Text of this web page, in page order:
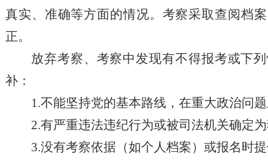
真实、准确等方面的情况。考察采取查阅档
正。
放弃考察、考察中发现有不得报考或下
补：
1.不能坚持党的基本路线，在重大政治问
2.有严重违法违纪行为或被司法机关确定
3.没有考察依据（如个人档案）或报名时